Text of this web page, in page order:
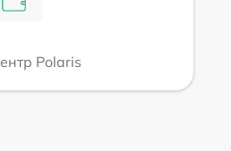
Polaris